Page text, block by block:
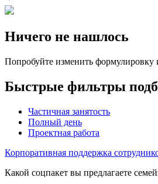
Ничего не нашлось
Попробуйте изменить формулировку
Быстрые фильтры
Частичная занятость
Полный день
Проектная работа
Корпоративная поддержка
Какой соцпакет вы предлагаете